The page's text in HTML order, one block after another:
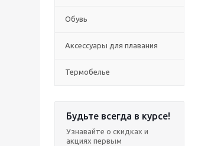
Обувь
Аксессуары для плавания
Термобелье
Будьте всегда в курсе!
Узнавайте о скидках и
акциях первым